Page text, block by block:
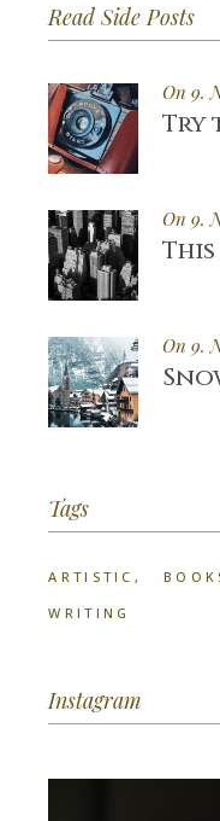
Read Side Posts
On 9.
Try
On 9.
On 9.
Tags
ARTISTIC
WRITING
Instagram